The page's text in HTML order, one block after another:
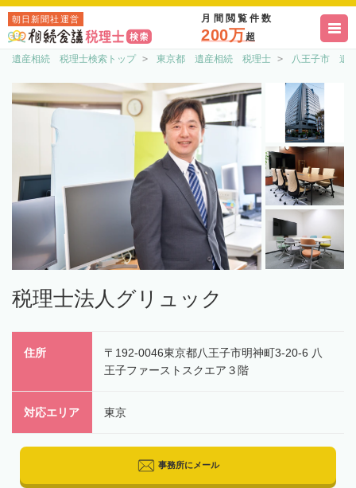
朝日新聞社運営 月間閲覧件数
200万超
遺産相続 税理士検索トップ 東京都 遺産相続 税理士 八王子市 遺
税理士法人グリュック
住所
〒192-0046東京都八王子市明神町3-20-6 八
王子ファーストスクエア３階
対応エリア 東京
事務所にメール